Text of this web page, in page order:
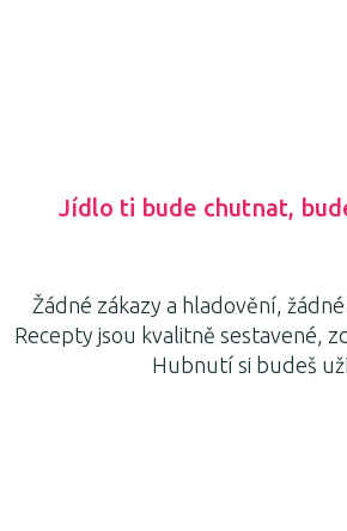
Jídlo ti bude chutnat,
Žádné zákazy a hladovění,
Recepty jsou kvalitně sestavené,
Hubnutí si budeš